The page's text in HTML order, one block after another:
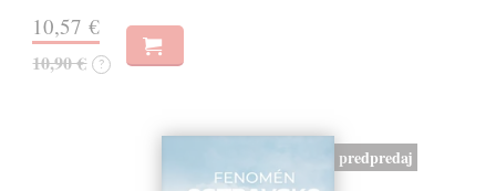
10,57 €
10,90 € ?
predpredaj